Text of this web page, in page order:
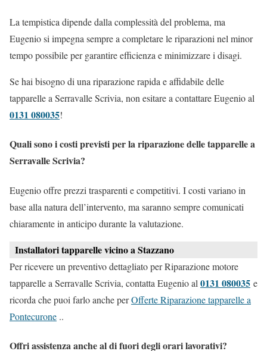
La tempistica dipende dalla complessità del problema, ma
Eugenio si impegna sempre a completare le riparazioni nel minor
tempo possibile per garantire efficienza e minimizzare i disagi.
Se hai bisogno di una riparazione rapida e affidabile delle
tapparelle a Serravalle Scrivia, non esitare a contattare Eugenio al
0131 080035!
Quali sono i costi previsti per la riparazione delle tapparelle a
Serravalle Scrivia?
Eugenio offre prezzi trasparenti e competitivi. I costi variano in
base alla natura dell’intervento, ma saranno sempre comunicati
chiaramente in anticipo durante la valutazione.
Installatori tapparelle vicino a Stazzano
Per ricevere un preventivo dettagliato per Riparazione motore
tapparelle a Serravalle Scrivia, contatta Eugenio al 0131 080035 e
ricorda che puoi farlo anche perOfferte Riparazione tapparelle a
Pontecurone ..
Offri assistenza anche al di fuori degli orari lavorativi?